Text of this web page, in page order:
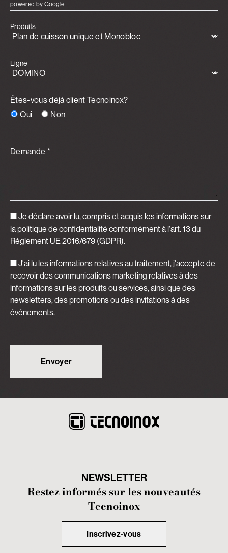
powered by Google
Produits
Ligne
Êtes-vous déjà client Tecnoinox?
Oui
Non
Demande *
Je déclare avoir lu, compris et acquis les informations sur
la politique de confidentialité conformément à l'art. 13 du
Règlement UE 2016/679 (GDPR).
J'ai lu les informations relatives au traitement, j'accepte de
recevoir des communications marketing relatives à des
informations sur les produits ou services, ainsi que des
newsletters, des promotions ou des invitations à des
événements.
NEWSLETTER
Restez informés sur les nouveautés
Tecnoinox
Inscrivez-vous